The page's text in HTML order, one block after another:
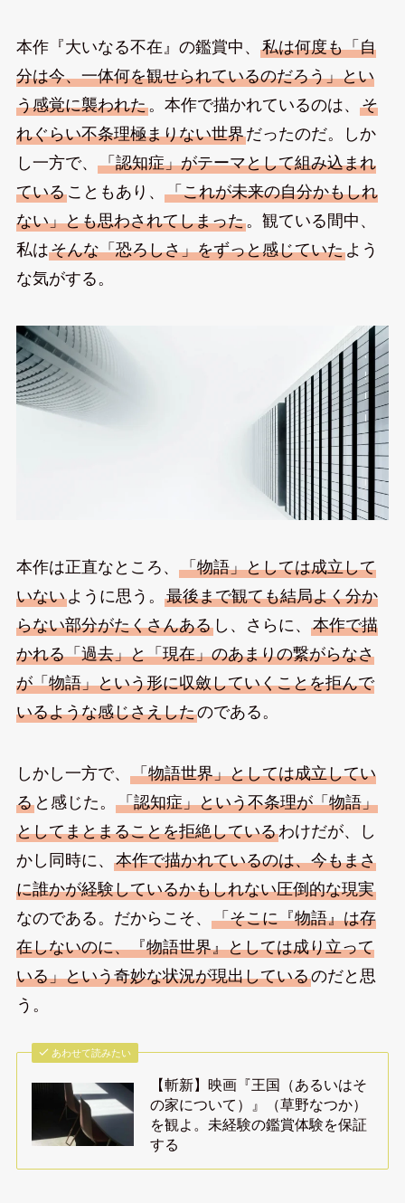
本作『大いなる不在』の鑑賞中、 私は何度も「自
分は今、一体何を観せられているのだろう」とい
う感覚に襲われた。本作で描かれているのは、 そ
れぐらい不条理極まりない世界だったのだ。しか
し一方で、 「認知症」がテーマとして組み込まれ
ていることもあり、 「これが未来の自分かもしれ
ない」とも思わされてしまった。観ている間中、
私はそんな「恐ろしさ」をずっと感じていたよう
な気がする。
本作は正直なところ、 「物語」としては成立して
いないように思う。 最後まで観ても結局よく分か
らない部分がたくさんあるし、さらに、 本作で描
かれる「過去」と「現在」のあまりの繋がらなさ
が「物語」という形に収斂していくことを拒んで
いるような感じさえしたのである。
しかし一方で、 「物語世界」としては成立してい
ると感じた。 「認知症」という不条理が「物語」
としてまとまることを拒絶しているわけだが、し
かし同時に、 本作で描かれているのは、今もまさ
に誰かが経験しているかもしれない圧倒的な現実
なのである。だからこそ、 「そこに『物語』は存
在しないのに、『物語世界』としては成り立って
いる」という奇妙な状況が現出しているのだと思
う。
あわせて読みたい
【斬新】映画『王国（あるいはそ
の家について）』（草野なつか）
を観よ。未経験の鑑賞体験を保証
する